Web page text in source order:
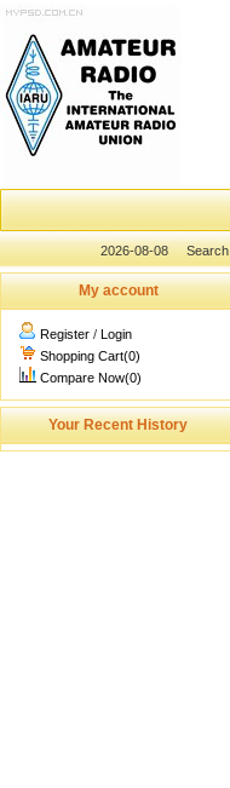
2026-08-08 Search
My account
Register / Login
Shopping Cart(0)
Compare Now(0)
Your Recent History